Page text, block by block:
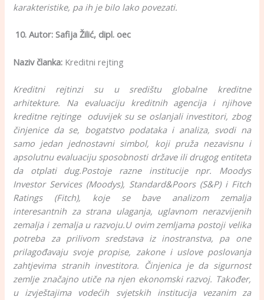
karakteristike, pa ih je bilo lako povezati.
10. Autor: Safija Žilić, dipl. oec
Naziv članka: Kreditni rejting
Kreditni rejtinzi su u središtu globalne kreditne
arhitekture. Na evaluaciju kreditnih agencija i njihove
kreditne rejtinge oduvijek su se oslanjali investitori, zbog
činjenice da se, bogatstvo podataka i analiza, svodi na
samo jedan jednostavni simbol, koji pruža nezavisnu i
apsolutnu evaluaciju sposobnosti države ili drugog entiteta
da otplati dug.Postoje razne institucije npr. Moodys
Investor Services (Moodys), Standard&Poors (S&P) i Fitch
Ratings (Fitch), koje se bave analizom zemalja
interesantnih za strana ulaganja, uglavnom nerazvijenih
zemalja i zemalja u razvoju.U ovim zemljama postoji velika
potreba za prilivom sredstava iz inostranstva, pa one
prilagođavaju svoje propise, zakone i uslove poslovanja
zahtjevima stranih investitora. Činjenica je da sigurnost
zemlje značajno utiče na njen ekonomski razvoj. Također,
u izvještajima vodećih svjetskih institucija vezanim za